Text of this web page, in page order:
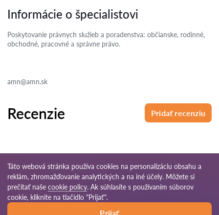
Informácie o špecialistovi
Poskytovanie právnych služieb a poradenstva: občianske, rodinné,
obchodné, pracovné a správne právo.
amn@amn.sk
Recenzie Pridať recenziu
© 2026 Pravnikov-sk.com
Táto webová stránka používa cookies na personalizáciu obsahu a
reklám, zhromažďovanie analytických a na iné účely. Môžete si
prečítať naše cookie policy. Ak súhlasíte s používaním súborov
cookie, kliknite na tlačidlo "Prijať".
Prijať